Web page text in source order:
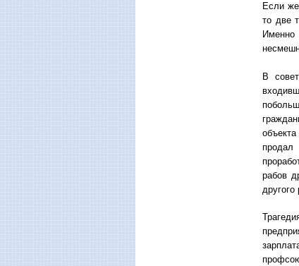
Если
то две
Именно
В
рабов
другого